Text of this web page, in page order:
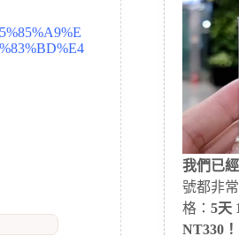
我們已
號都非
格：5天
NT330！